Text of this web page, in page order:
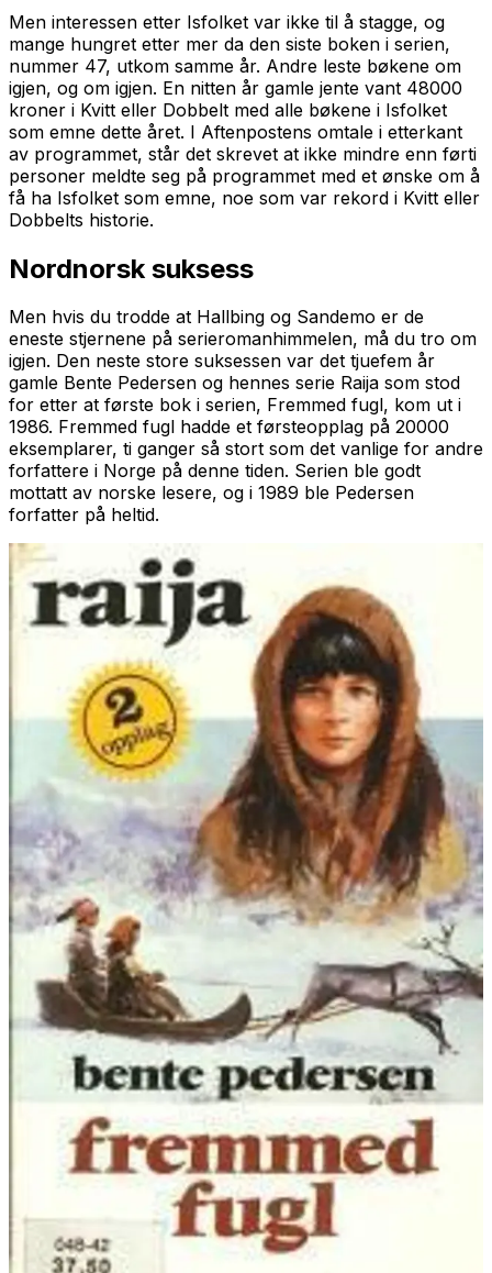
Men interessen etter Isfolket var ikke til å stagge, og
mange hungret etter mer da den siste boken i serien,
nummer 47, utkom samme år. Andre leste bøkene om
igjen, og om igjen. En nitten år gamle jente vant 48000
kroner i Kvitt eller Dobbelt med alle bøkene i Isfolket
som emne dette året. I Aftenpostens omtale i etterkant
av programmet, står det skrevet at ikke mindre enn førti
personer meldte seg på programmet med et ønske om å
få ha Isfolket som emne, noe som var rekord i Kvitt eller
Dobbelts historie.
Nordnorsk suksess
Men hvis du trodde at Hallbing og Sandemo er de
eneste stjernene på serieromanhimmelen, må du tro om
igjen. Den neste store suksessen var det tjuefem år
gamle Bente Pedersen og hennes serie Raija som stod
for etter at første bok i serien, Fremmed fugl, kom ut i
1986. Fremmed fugl hadde et førsteopplag på 20000
eksemplarer, ti ganger så stort som det vanlige for andre
forfattere i Norge på denne tiden. Serien ble godt
mottatt av norske lesere, og i 1989 ble Pedersen
forfatter på heltid.